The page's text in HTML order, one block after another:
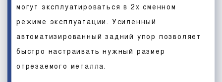
могут эксплуатироваться в 2х сменном
режиме эксплуатации. Усиленный
автоматизированный задний упор позволяет
быстро настраивать нужный размер
отрезаемого металла.